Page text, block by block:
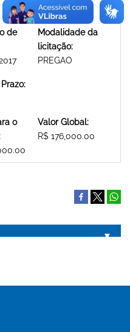
de
Modalidade da
licitação:
PREGAO
o
Valor Global:
R$ 176,000.00